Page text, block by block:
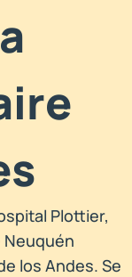
Plottier,
Neuquén
los Andes. Se